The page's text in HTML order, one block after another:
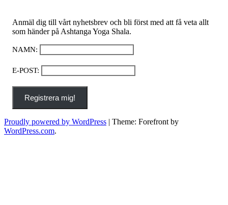
Anmäl dig till vårt nyhetsbrev och bli först med att få veta allt
som händer på Ashtanga Yoga Shala.
NAMN:
E-POST:
Registrera mig!
Proudly powered by WordPress | Theme: Forefront by
WordPress.com.